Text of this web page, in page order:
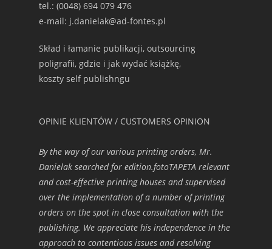
tel.: (0048) 694 079 476
e-mail: j.danielak@ad-fontes.pl
Skład i łamanie publikacji, outsourcing
poligrafii, gdzie i jak wydać książkę,
koszty self publishngu
OPINIE KLIENTÓW / CUSTOMERS OPINION
By the way of our various printing orders, Mr.
Danielak searched for edition.fotoTAPETA relevant
and cost-effective printing houses and supervised
over the implementation of a number of printing
orders on the spot in close consultation with the
publishing. We appreciate his independence in the
approach to contentious issues and resolving